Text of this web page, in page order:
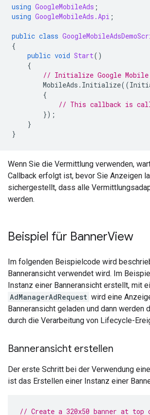
using GoogleMobileAds ;
using GoogleMobileAds.Api ;
public class
{
public void Start()
{
// Initialize Google
MobileAds . Initialize((
{
// This callback is
});
}
}
Wenn Sie die Vermittlung verwenden,
Callback erfolgt ist, bevor Sie Anzeigen
sichergestellt, dass alle
werden.
Beispiel für BannerView
Im folgenden Beispielcode wird
Banneransicht verwendet wird. Im
Instanz einer Banneransicht erstellt, mit
AdManagerAdRequest wird eine
Banneransicht geladen und dann werden
durch die Verarbeitung von Lifecycle-
Banneransicht erstellen
Der erste Schritt bei der Verwendung
ist das Erstellen einer Instanz einer
// Create a 320x50 banner at top